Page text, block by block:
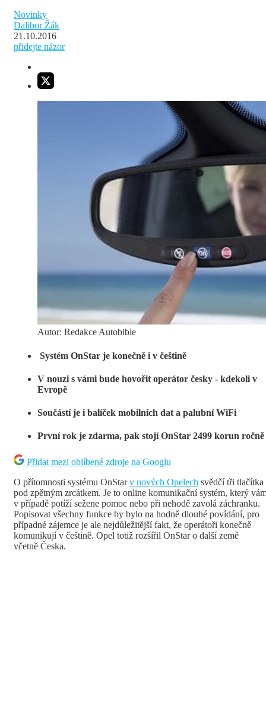
Novinky
Dalibor Žák
21.10.2016
přidejte názor
Autor: Redakce Autobible
Systém OnStar je konečně i v češtině
V nouzi s vámi bude hovořit operátor česky - kdekoli v
Evropě
Součástí je i balíček mobilních dat a palubní WiFi
První rok je zdarma, pak stojí OnStar 2499 korun ročně
Přidat mezi oblíbené zdroje na Googlu
O přítomnosti systému OnStarv nových Opelech svědčí tři tlačítka
pod zpětným zrcátkem. Je to online komunikační systém, který
v případě potíží sežene pomoc nebo při nehodě zavolá záchranku.
Popisovat všechny funkce by bylo na hodně dlouhé povídání, pro
případné zájemce je ale nejdůležitější fakt, že operátoři konečně
komunikují v češtině. Opel totiž rozšířil OnStar o další země
včetně Česka.